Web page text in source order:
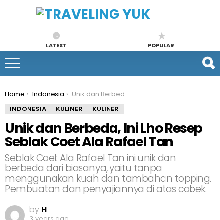
LATEST POPULAR
You are here:
Home Indonesia
Unik dan Berbeda, Ini Lho Resep Seblak Coet Ala Rafael Tan
INDONESIA
KULINER KULINER
Unik dan Berbeda, Ini Lho Resep
Seblak Coet Ala Rafael Tan
Seblak Coet Ala Rafael Tan ini unik dan
berbeda dari biasanya, yaitu tanpa
menggunakan kuah dan tambahan topping.
Pembuatan dan penyajiannya di atas cobek.
by H
3 years ago